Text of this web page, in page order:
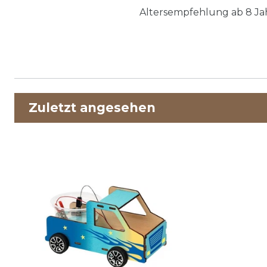
Altersempfehlung ab 8
Zuletzt angesehen